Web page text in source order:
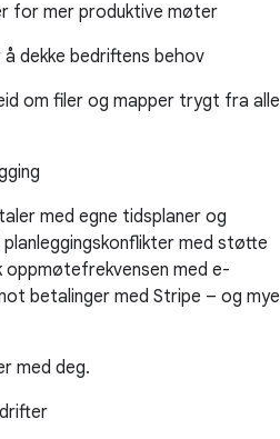
for mer produktive møter
dekke bedriftens behov
om filer og mapper trygt fra alle
med egne tidsplaner og
planleggingskonflikter med støtte
oppmøtefrekvensen med e-
betalinger med Stripe – og mye
med deg.